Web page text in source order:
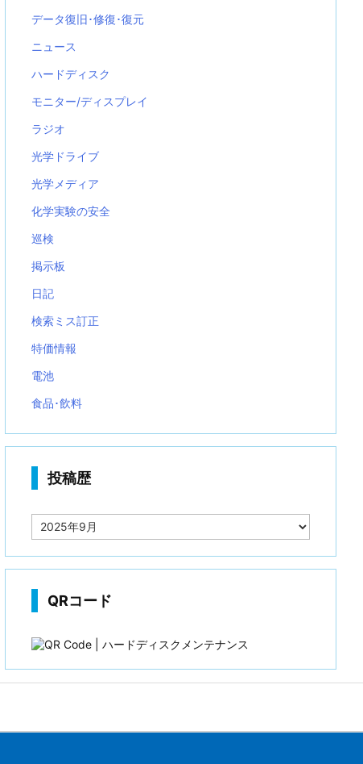
データ復旧･修復･復元
ニュース
ハードディスク
モニター/ディスプレイ
ラジオ
光学ドライブ
光学メディア
化学実験の安全
巡検
掲示板
日記
検索ミス訂正
特価情報
電池
食品･飲料
投稿歴
投
稿
QRコード